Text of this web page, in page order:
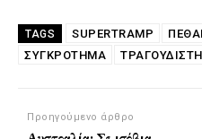
TAGS SUPERTRAMP
ΣΥΓΚΡΌΤΗΜΑ
Προηγούμενο άρθρο